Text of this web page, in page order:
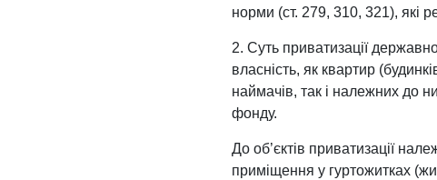
норми (ст. 279, 310, 321), які
2. Суть приватизації
власність, як квартир
наймачів, так і належних до
фонду.
До об’єктів приватизації
приміщення у гуртожитках